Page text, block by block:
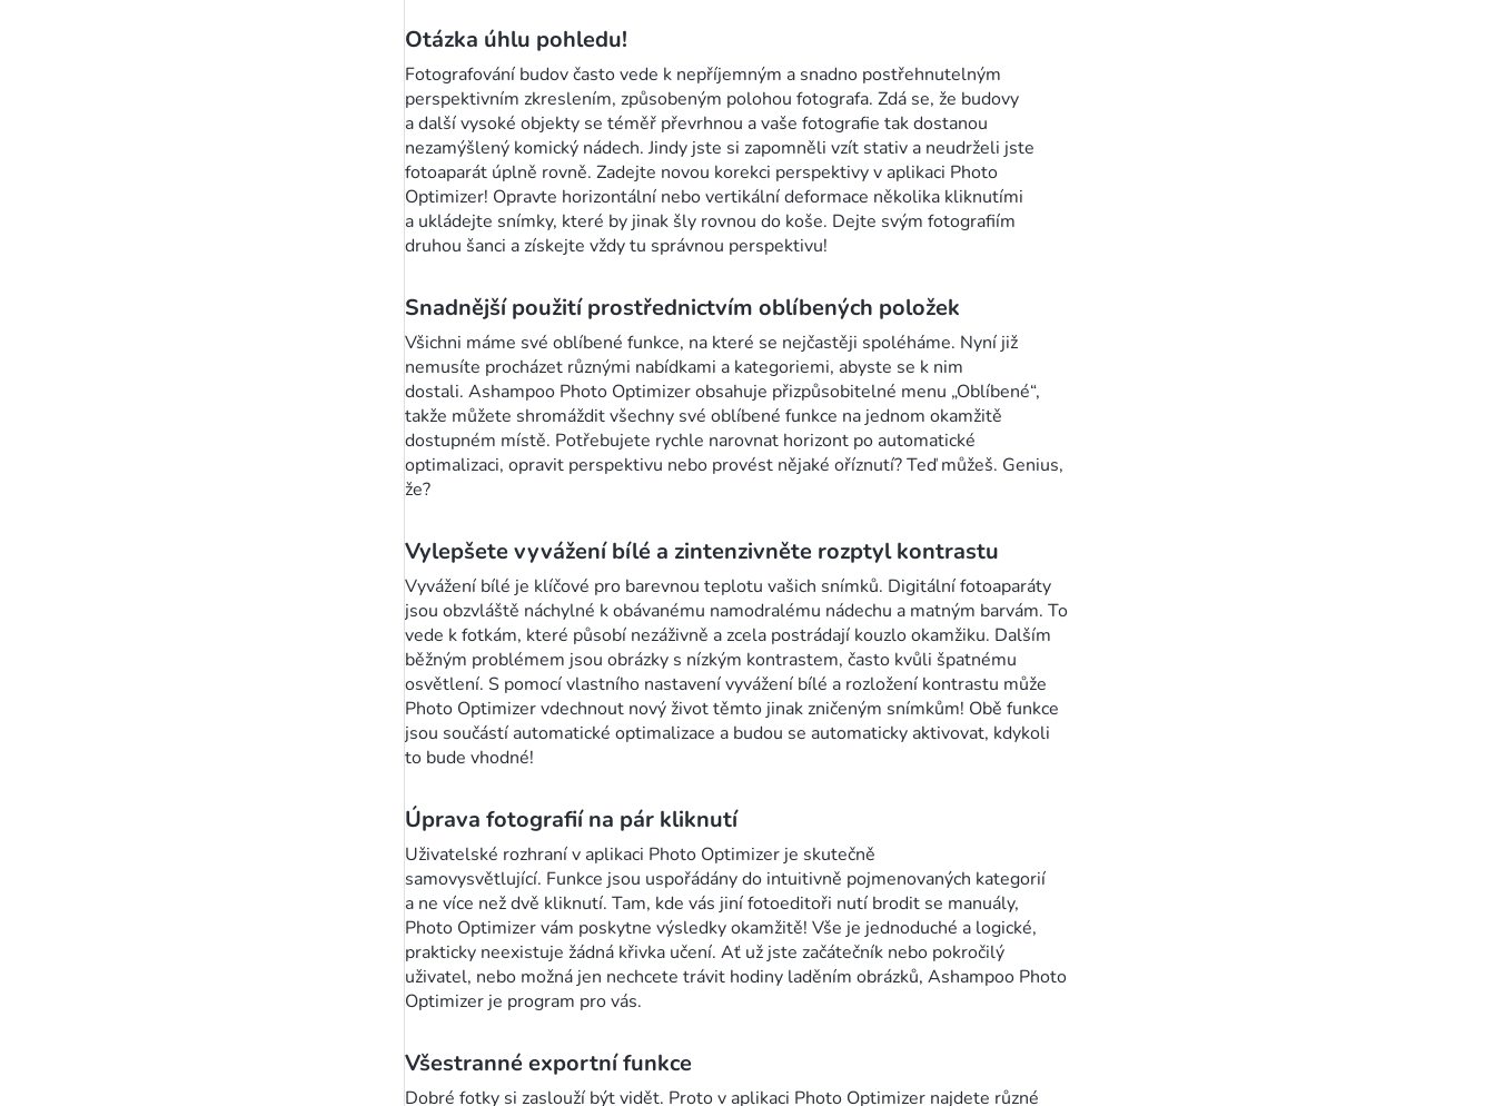
Otázka úhlu pohledu!
Fotografování budov často vede k nepříjemným a snadno postřehnutelným
perspektivním zkreslením, způsobeným polohou fotografa. Zdá se, že budovy
a další vysoké objekty se téměř převrhnou a vaše fotografie tak dostanou
nezamýšlený komický nádech. Jindy jste si zapomněli vzít stativ a neudrželi jste
fotoaparát úplně rovně. Zadejte novou korekci perspektivy v aplikaci Photo
Optimizer! Opravte horizontální nebo vertikální deformace několika kliknutími
a ukládejte snímky, které by jinak šly rovnou do koše. Dejte svým fotografiím
druhou šanci a získejte vždy tu správnou perspektivu!
Snadnější použití prostřednictvím oblíbených položek
Všichni máme své oblíbené funkce, na které se nejčastěji spoléháme. Nyní již
nemusíte procházet různými nabídkami a kategoriemi, abyste se k nim
dostali. Ashampoo Photo Optimizer obsahuje přizpůsobitelné menu „Oblíbené“,
takže můžete shromáždit všechny své oblíbené funkce na jednom okamžitě
dostupném místě. Potřebujete rychle narovnat horizont po automatické
optimalizaci, opravit perspektivu nebo provést nějaké oříznutí? Teď můžeš. Genius,
že?
Vylepšete vyvážení bílé a zintenzivněte rozptyl kontrastu
Vyvážení bílé je klíčové pro barevnou teplotu vašich snímků. Digitální fotoaparáty
jsou obzvláště náchylné k obávanému namodralému nádechu a matným barvám. To
vede k fotkám, které působí nezáživně a zcela postrádají kouzlo okamžiku. Dalším
běžným problémem jsou obrázky s nízkým kontrastem, často kvůli špatnému
osvětlení. S pomocí vlastního nastavení vyvážení bílé a rozložení kontrastu může
Photo Optimizer vdechnout nový život těmto jinak zničeným snímkům! Obě funkce
jsou součástí automatické optimalizace a budou se automaticky aktivovat, kdykoli
to bude vhodné!
Úprava fotografií na pár kliknutí
Uživatelské rozhraní v aplikaci Photo Optimizer je skutečně
samovysvětlující. Funkce jsou uspořádány do intuitivně pojmenovaných kategorií
a ne více než dvě kliknutí. Tam, kde vás jiní fotoeditoři nutí brodit se manuály,
Photo Optimizer vám poskytne výsledky okamžitě! Vše je jednoduché a logické,
prakticky neexistuje žádná křivka učení. Ať už jste začátečník nebo pokročilý
uživatel, nebo možná jen nechcete trávit hodiny laděním obrázků, Ashampoo Photo
Optimizer je program pro vás.
Všestranné exportní funkce
Dobré fotky si zaslouží být vidět. Proto v aplikaci Photo Optimizer najdete různé